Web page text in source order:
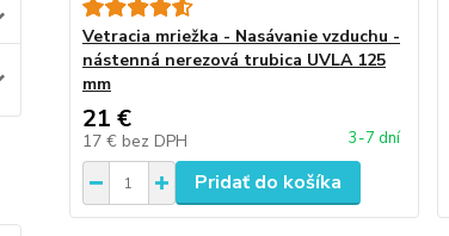
Vetracia mriežka - Nasávanie vzduchu -
nástenná nerezová trubica UVLA 125
mm
21 €
17 € bez DPH 3-7 dní
Pridať do košíka